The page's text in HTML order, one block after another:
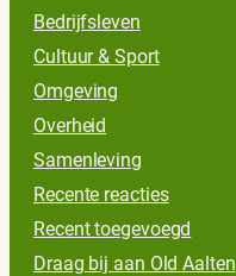
Bedrijfsleven
Cultuur & Sport
Omgeving
Overheid
Samenleving
Recente reacties
Recent toegevoegd
Draag bij aan Old Aalten